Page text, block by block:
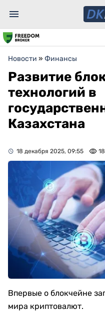
Новости » Финансы
Развитие
технологий в
Казахстана
18 декабря 2025, 09:55
Впервые о блокчейне
мира криптовалют.